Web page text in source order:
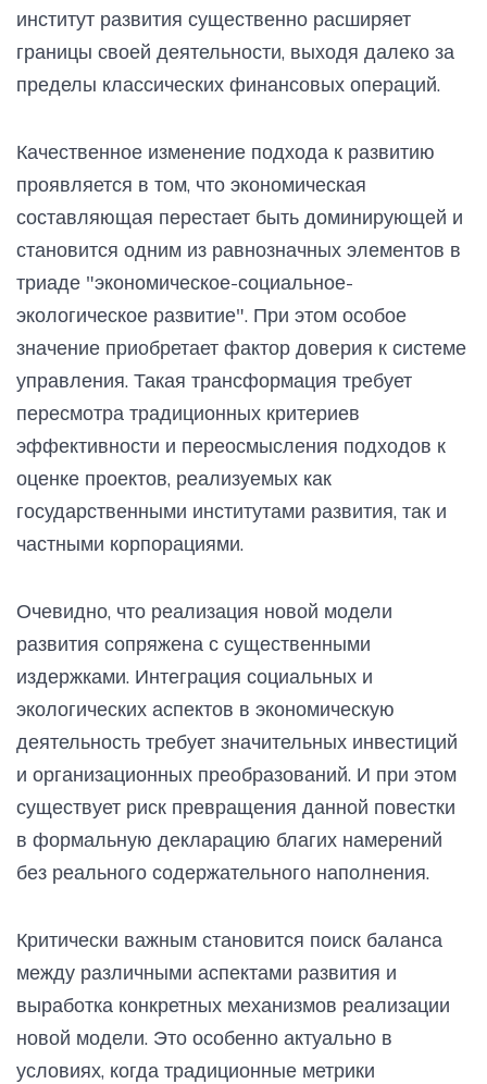
институт развития существенно расширяет
границы своей деятельности, выходя далеко за
пределы классических финансовых операций.
Качественное изменение подхода к развитию
проявляется в том, что экономическая
составляющая перестает быть доминирующей и
становится одним из равнозначных элементов в
триаде "экономическое-социальное-
экологическое развитие". При этом особое
значение приобретает фактор доверия к системе
управления. Такая трансформация требует
пересмотра традиционных критериев
эффективности и переосмысления подходов к
оценке проектов, реализуемых как
государственными институтами развития, так и
частными корпорациями.
Очевидно, что реализация новой модели
развития сопряжена с существенными
издержками. Интеграция социальных и
экологических аспектов в экономическую
деятельность требует значительных инвестиций
и организационных преобразований. И при этом
существует риск превращения данной повестки
в формальную декларацию благих намерений
без реального содержательного наполнения.
Критически важным становится поиск баланса
между различными аспектами развития и
выработка конкретных механизмов реализации
новой модели. Это особенно актуально в
условиях, когда традиционные метрики